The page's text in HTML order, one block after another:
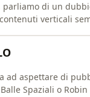
di un
verticali
ad aspettare di
Spaziali o